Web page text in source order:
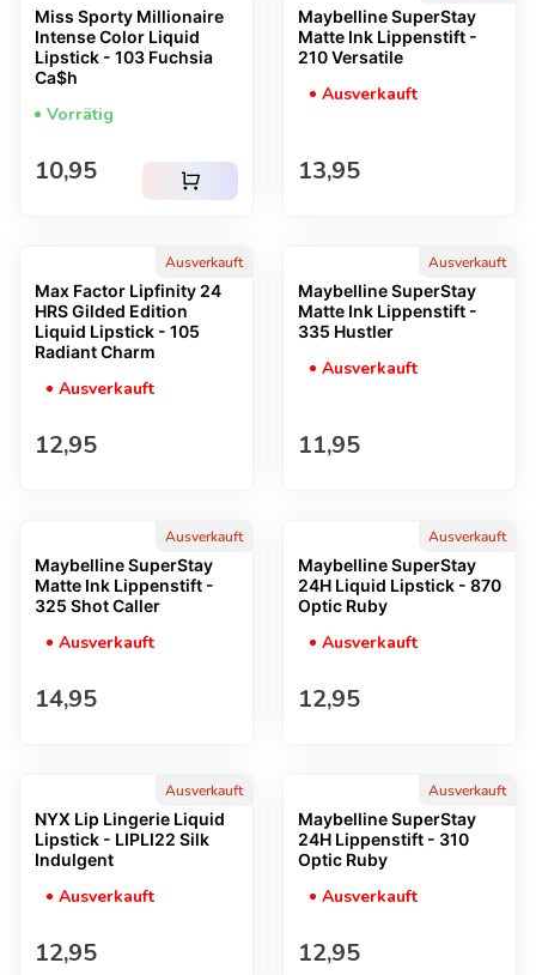
Miss Sporty Millionaire
Intense Color Liquid
Lipstick - 103 Fuchsia
Ca$h
Vorrätig
Regulärer Preis
10,95 shopping_cart
Maybelline SuperStay
Matte Ink Lippenstift -
210 Versatile
Ausverkauft
Regulärer Preis
13,95
Ausverkauft
Max Factor Lipfinity 24
HRS Gilded Edition
Liquid Lipstick - 105
Radiant Charm
Ausverkauft
Regulärer Preis
12,95
Ausverkauft
Maybelline SuperStay
Matte Ink Lippenstift -
335 Hustler
Ausverkauft
Regulärer Preis
11,95
Ausverkauft
Maybelline SuperStay
Matte Ink Lippenstift -
325 Shot Caller
Ausverkauft
Regulärer Preis
14,95
Ausverkauft
Maybelline SuperStay
24H Liquid Lipstick - 870
Optic Ruby
Ausverkauft
Regulärer Preis
12,95
Ausverkauft
NYX Lip Lingerie Liquid
Lipstick - LIPLI22 Silk
Indulgent
Ausverkauft
Regulärer Preis
12,95
Ausverkauft
Maybelline SuperStay
24H Lippenstift - 310
Optic Ruby
Ausverkauft
Regulärer Preis
12,95